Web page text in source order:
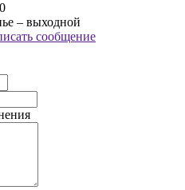
– выходной
сообщение